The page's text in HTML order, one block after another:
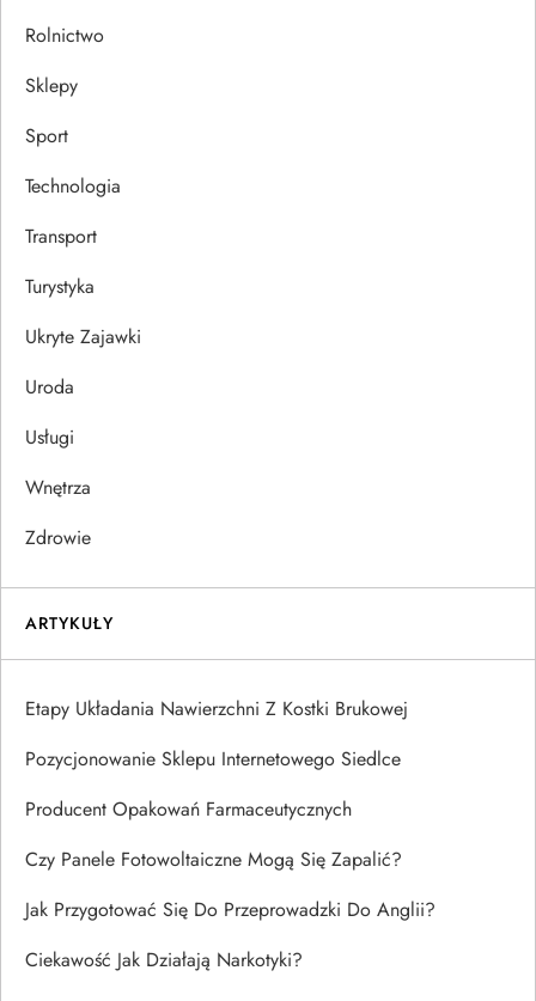
Rolnictwo
Sklepy
Sport
Technologia
Transport
Turystyka
Ukryte Zajawki
Uroda
Usługi
Wnętrza
Zdrowie
ARTYKUŁY
Etapy Układania Nawierzchni Z Kostki Brukowej
Pozycjonowanie Sklepu Internetowego Siedlce
Producent Opakowań Farmaceutycznych
Czy Panele Fotowoltaiczne Mogą Się Zapalić?
Jak Przygotować Się Do Przeprowadzki Do Anglii?
Ciekawość Jak Działają Narkotyki?